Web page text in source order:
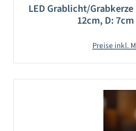
LED Grablicht/
12cm, D:
Preise inkl.